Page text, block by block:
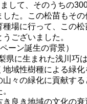
して、そのうちの
た。この松苗もそ
場に行って、この
ございました。
ーン誕生の背景）
県に生まれた浅川巧
地域性樹種による緑
山々の緑化に貢献す
き良き地域の文化の